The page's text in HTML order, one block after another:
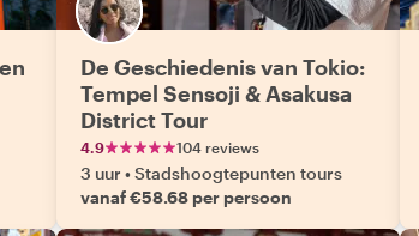
De Geschiedenis van Tokio:
Tempel Sensoji & Asakusa
District Tour
4.9 104 reviews
3 uur •Stadshoogtepunten tours
vanaf €58.68 per persoon